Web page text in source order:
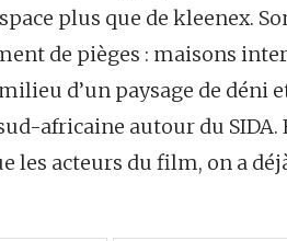
plus que de kleenex.
de pièges : maisons
d’un paysage de déni
africaine autour du SIDA.
les acteurs du film, on a